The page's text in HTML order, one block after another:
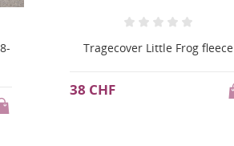
Couverture polaire pour auto